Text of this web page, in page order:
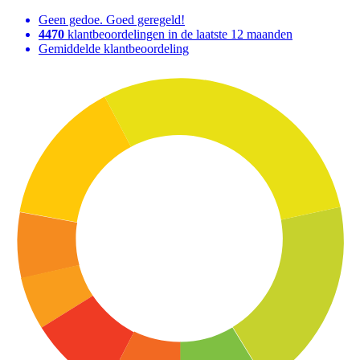
Geen gedoe. Goed geregeld!
4470 klantbeoordelingen in de laatste 12 maanden
Gemiddelde klantbeoordeling